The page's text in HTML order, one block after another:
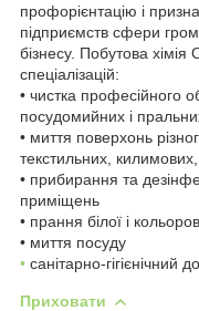
профорієнтацію і
підприємств сфери
бізнесу. Побутова
спеціалізацій:
• чистка професійного
посудомийних і
• миття поверхонь
текстильних,
• прибирання та
приміщень
• прання білої і
• миття посуду
• санітарно-гігієнічний
Приховати